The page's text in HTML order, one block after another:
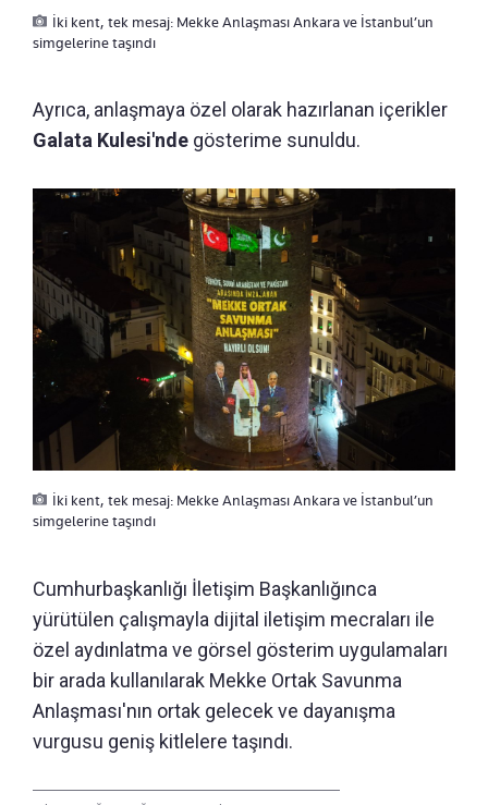
İki kent, tek mesaj: Mekke Anlaşması Ankara ve İstanbul’un
simgelerine taşındı
Ayrıca, anlaşmaya özel olarak hazırlanan içerikler
Galata Kulesi'nde gösterime sunuldu.
İki kent, tek mesaj: Mekke Anlaşması Ankara ve İstanbul’un
simgelerine taşındı
Cumhurbaşkanlığı İletişim Başkanlığınca
yürütülen çalışmayla dijital iletişim mecraları ile
özel aydınlatma ve görsel gösterim uygulamaları
bir arada kullanılarak Mekke Ortak Savunma
Anlaşması'nın ortak gelecek ve dayanışma
vurgusu geniş kitlelere taşındı.